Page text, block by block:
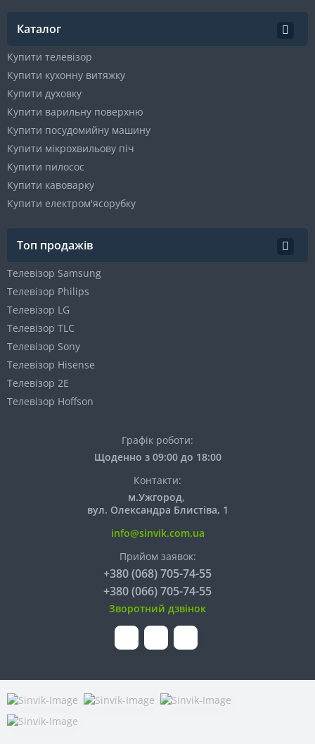
Каталог
Купити телевізор
Купити кухонну витяжку
Купити духовку
Купити варильну поверхню
Купити посудомийну машину
Купити мікрохвильову піч
Купити пилосос
Купити кавоварку
Купити електром'ясорубку
Топ продажів
Телевізор Samsung
Телевізор Philips
Телевізор LG
Телевізор TLC
Телевізор Sony
Телевізор Hisense
Телевізор 2E
Телевізор Hoffson
Графік роботи:
Щоденно з 09:00 до 18:00
Контакти:
м.Ужгород,
вул. Олександра Блистіва, 1
info@sinvik.com.ua
Прийом заявок:
+380 (068) 705-74-55
+380 (066) 705-74-55
Зворотний дзвінок